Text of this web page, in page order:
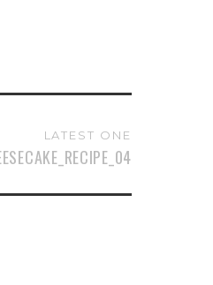
LATEST ONE